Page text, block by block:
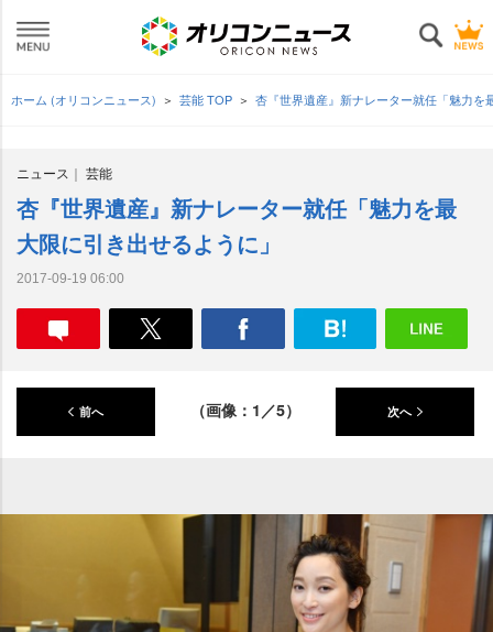
ホーム (オリコンニュース) 芸能 TOP 杏『世界遺産』新ナレーター就任「魅力
ニュース 芸能
杏『世界遺産』新ナレーター就任「魅力を最
大限に引き出せるように」
2017-09-19 06:00
前へ （画像：1／5） 次へ